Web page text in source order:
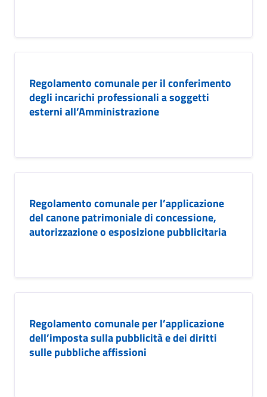
Regolamento comunale per il conferimento
degli incarichi professionali a soggetti
esterni all’Amministrazione
Regolamento comunale per l’applicazione
del canone patrimoniale di concessione,
autorizzazione o esposizione pubblicitaria
Regolamento comunale per l’applicazione
dell’imposta sulla pubblicità e dei diritti
sulle pubbliche affissioni